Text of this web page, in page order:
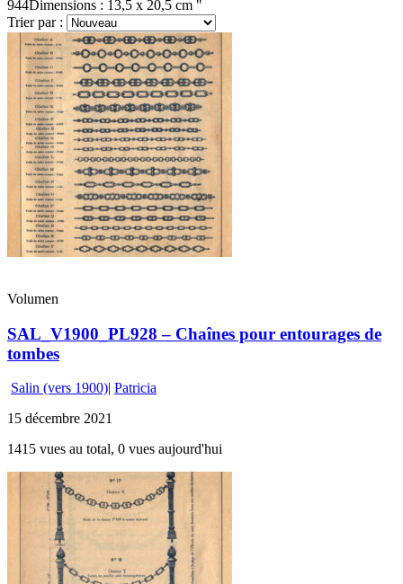
944Dimensions : 13,5 x 20,5 cm "
Trier par :
Volumen
SAL_V1900_PL928 – Chaînes pour entourages de
tombes
Salin (vers 1900)| Patricia
15 décembre 2021
1415 vues au total, 0 vues aujourd'hui